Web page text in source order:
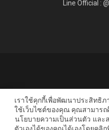
Line Official :
เราใช้คุกกี้เพื่อพัฒนาประสิทธิ
ใช้เว็บไซต์ของคุณ คุณสามารถ
นโยบายความเป็นส่วนตัว และ